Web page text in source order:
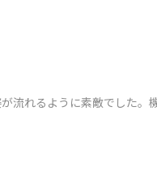
流れるように素敵でした。